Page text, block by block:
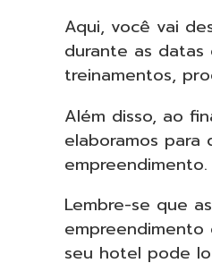
Aqui, você vai
durante as datas
treinamentos,
Além disso, ao
elaboramos para
empreendimento.
Lembre-se que
seu hotel pode